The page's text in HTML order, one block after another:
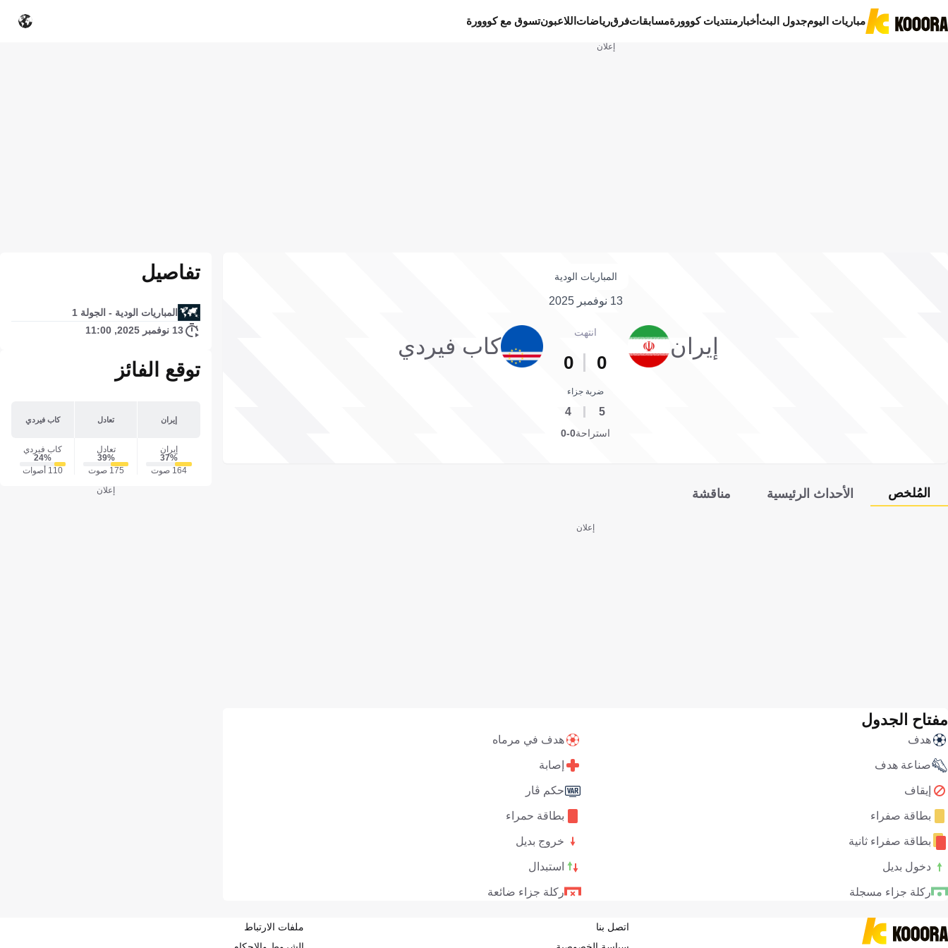
مباريات اليومجدول البثأخبار منتديات كووورةمسابقاتفرقرياضات اللاعبونتسوق مع كووورة
إعلان
المباريات الودية
13 نوفمبر 2025
إيران
انتهت
0
0
ضربة جزاء
5
4
كاب فيردي
استراحة0-0
المُلخص الأحداث الرئيسية مناقشة
إعلان
مفتاح الجدول
هدف هدف في مرماه
صناعة هدف إصابة
إيقاف حكم ڤار
بطاقة صفراء بطاقة حمراء
بطاقة صفراء ثانية خروج بديل
دخول بديل استبدال
ركلة جزاء مسجلة ركلة جزاء ضائعة
تفاصيل
المباريات الودية - الجولة 1
13 نوفمبر 2025, 11:00
توقع الفائز
إيران تعادل كاب فيردي
إيران
37‎%‎
164 صوت
تعادل
39‎%‎
175 صوت
كاب فيردي
24‎%‎
110 أصوات
إعلان
اتصل بنا
ملفات الارتباط